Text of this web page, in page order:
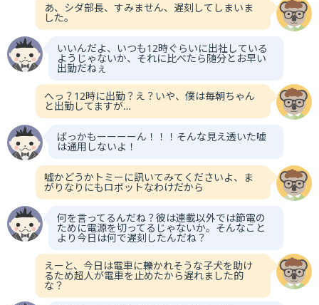
あ、シダ部長、すみません、遅刻してしまいま
した。
いいんだよ、いつも12時ぐらいに出社している
ようじゃないか、それに比べたら随分とお早い
出勤だねぇ
へっ？12時に出勤？え？いや、僕は毎朝ちゃん
と出勤してますが…
ばっかもーーーーん！！！そんな見え透いた嘘
は通用しないよ！
嘘かどうかトミーに訊いてみてくださいよ、ま
がりなりにもロボットなわけだから
何を言ってるんだね？彼は連載以外では節電の
ために電源を切ってるじゃないか。そんなこと
より今日は何で遅刻したんだね？
えーと、今日は電車に轢かれそうな子犬を助け
るため超人が電車を止めたから遅れました的
な？